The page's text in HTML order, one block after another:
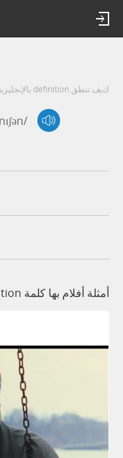
كيف تنطق definition بالإنجليزية
أمثلة أفلام بها كلمة Definition